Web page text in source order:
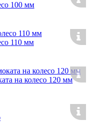
100 мм
110 мм
на колесо 120 мм